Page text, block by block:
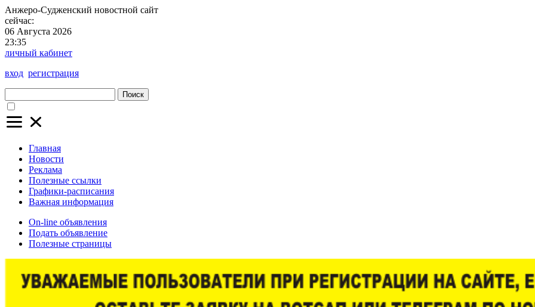
Анжеро-Судженский новостной сайт
сейчас:
06 Августа 2026
23:35
личный кабинет
вход регистрация
Поиск
Главная
Новости
Реклама
Полезные ссылки
Графики-расписания
Важная информация
On-line объявления
Подать объявление
Полезные страницы